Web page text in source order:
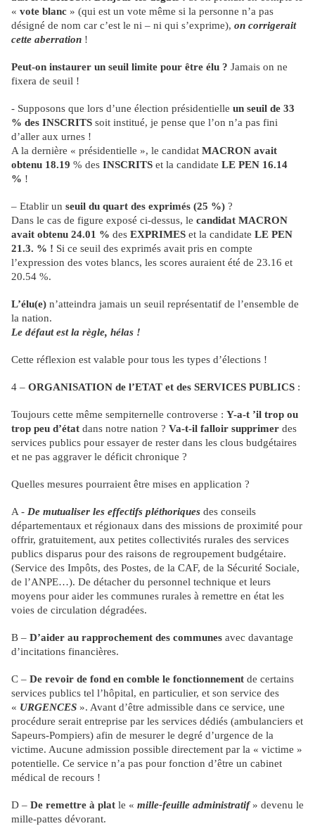
« vote blanc » (qui est un vote même si la personne n’a pas
désigné de nom car c’est le ni – ni qui s’exprime), on corrigerait
cette aberration !
Peut-on instaurer un seuil limite pour être élu ? Jamais on ne
fixera de seuil !
- Supposons que lors d’une élection présidentielle un seuil de 33
% des INSCRITS soit institué, je pense que l’on n’a pas fini
d’aller aux urnes !
A la dernière « présidentielle », le candidat MACRON avait
obtenu 18.19 % des INSCRITS et la candidate LE PEN 16.14
% !
– Etablir un seuil du quart des exprimés (25 %) ?
Dans le cas de figure exposé ci-dessus, le candidat MACRON
avait obtenu 24.01 % des EXPRIMES et la candidate LE PEN
21.3. % ! Si ce seuil des exprimés avait pris en compte
l’expression des votes blancs, les scores auraient été de 23.16 et
20.54 %.
L’élu(e) n’atteindra jamais un seuil représentatif de l’ensemble de
la nation.
Le défaut est la règle, hélas !
Cette réflexion est valable pour tous les types d’élections !
4 – ORGANISATION de l’ETAT et des SERVICES PUBLICS :
Toujours cette même sempiternelle controverse : Y-a-t ’il trop ou
trop peu d’état dans notre nation ? Va-t-il falloir supprimer des
services publics pour essayer de rester dans les clous budgétaires
et ne pas aggraver le déficit chronique ?
Quelles mesures pourraient être mises en application ?
A - De mutualiser les effectifs pléthoriques des conseils
départementaux et régionaux dans des missions de proximité pour
offrir, gratuitement, aux petites collectivités rurales des services
publics disparus pour des raisons de regroupement budgétaire.
(Service des Impôts, des Postes, de la CAF, de la Sécurité Sociale,
de l’ANPE…). De détacher du personnel technique et leurs
moyens pour aider les communes rurales à remettre en état les
voies de circulation dégradées.
B – D’aider au rapprochement des communes avec davantage
d’incitations financières.
C – De revoir de fond en comble le fonctionnement de certains
services publics tel l’hôpital, en particulier, et son service des
« URGENCES ». Avant d’être admissible dans ce service, une
procédure serait entreprise par les services dédiés (ambulanciers et
Sapeurs-Pompiers) afin de mesurer le degré d’urgence de la
victime. Aucune admission possible directement par la « victime »
potentielle. Ce service n’a pas pour fonction d’être un cabinet
médical de recours !
D – De remettre à plat le « mille-feuille administratif» devenu le
mille-pattes dévorant.